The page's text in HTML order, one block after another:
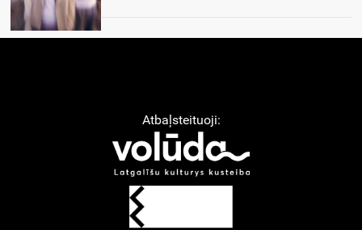
Atbaļsteituoji: